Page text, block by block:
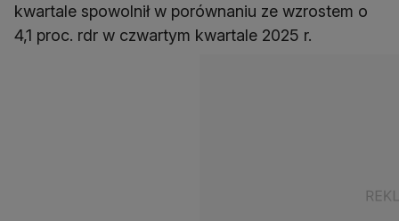
kwartale spowolnił w porównaniu ze wzrostem o
4,1 proc. rdr w czwartym kwartale 2025 r.